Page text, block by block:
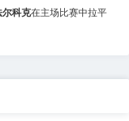
尔科克在主场比赛中拉平